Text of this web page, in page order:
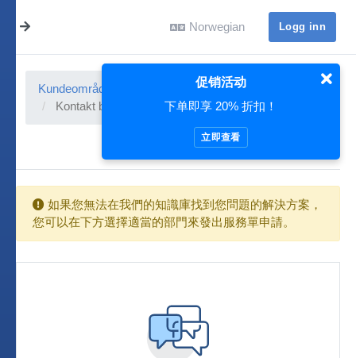
Norwegian Logg inn
Kundeområdet Kundeområde
Brukerstøtte
Kontakt brukerstøtte
如果您無法在我們的知識庫找到您問題的解決方案，
您可以在下方選擇適當的部門來發出服務單申請。
促销活动
下单即享 20% 折扣！
立即查看